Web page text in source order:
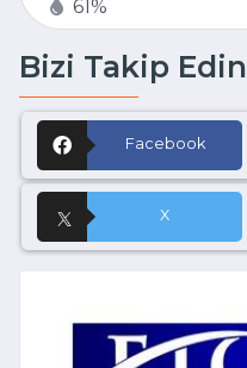
61%
Bizi Takip Edin
Facebook
X